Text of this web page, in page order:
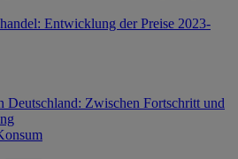
Entwicklung der Preise 2023-
Deutschland: Zwischen Fortschritt und